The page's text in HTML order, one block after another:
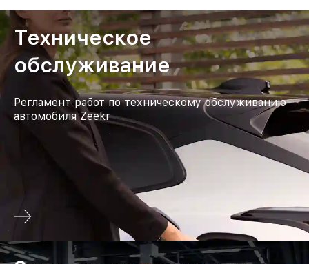
Техническое
обслуживание
Регламент работ по техническому обслуживанию
автомобиля Zeekr